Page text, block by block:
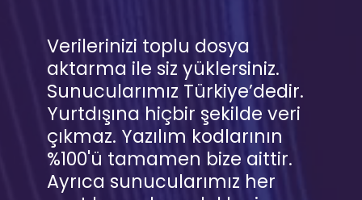
Verilerinizi toplu dosya
aktarma ile siz yüklersiniz.
Sunucularımız Türkiye’dedir.
Yurtdışına hiçbir şekilde veri
çıkmaz. Yazılım kodlarının
%100'ü tamamen bize aittir.
Ayrıca sunucularımız her